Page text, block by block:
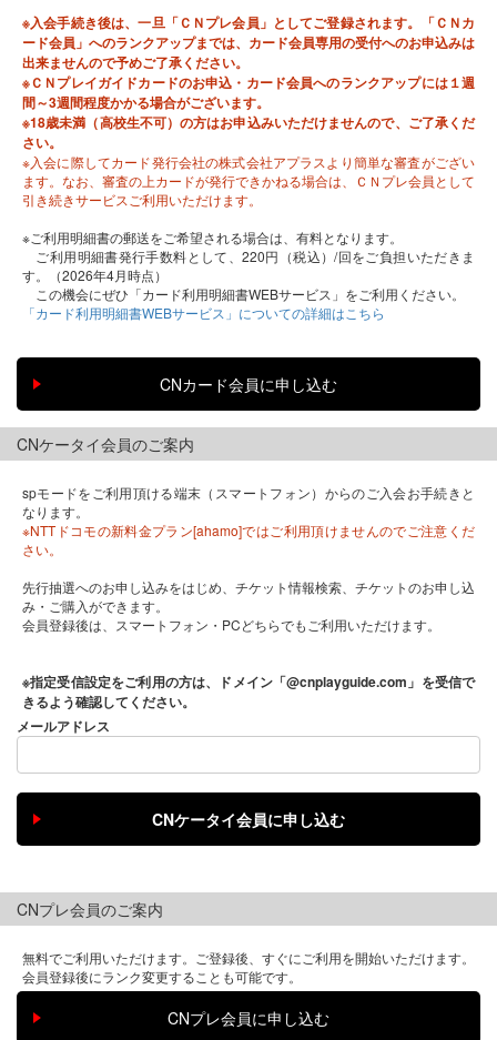
※入会手続き後は、一旦「ＣＮプレ会員」としてご登録されます。「ＣＮカ
ード会員」へのランクアップまでは、カード会員専用の受付へのお申込みは
出来ませんので予めご了承ください。
※ＣＮプレイガイドカードのお申込・カード会員へのランクアップには１週
間～3週間程度かかる場合がございます。
※18歳未満（高校生不可）の方はお申込みいただけませんので、ご了承くだ
さい。
※入会に際してカード発行会社の株式会社アプラスより簡単な審査がござい
ます。なお、審査の上カードが発行できかねる場合は、ＣＮプレ会員として
引き続きサービスご利用いただけます。
※ご利用明細書の郵送をご希望される場合は、有料となります。
ご利用明細書発行手数料として、220円（税込）/回をご負担いただきま
す。（2026年4月時点）
この機会にぜひ「カード利用明細書WEBサービス」をご利用ください。
「カード利用明細書WEBサービス」についての詳細はこちら
CNケータイ会員のご案内
spモードをご利用頂ける端末（スマートフォン）からのご入会お手続きと
なります。
※NTTドコモの新料金プラン[ahamo]ではご利用頂けませんのでご注意くだ
さい。
先行抽選へのお申し込みをはじめ、チケット情報検索、チケットのお申し込
み・ご購入ができます。
会員登録後は、スマートフォン・PCどちらでもご利用いただけます。
※指定受信設定をご利用の方は、ドメイン「@cnplayguide.com」を受信で
きるよう確認してください。
メールアドレス
CNプレ会員のご案内
無料でご利用いただけます。ご登録後、すぐにご利用を開始いただけます。
会員登録後にランク変更することも可能です。